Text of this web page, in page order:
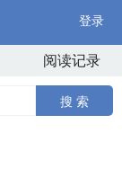
登录
阅读记录
搜 索